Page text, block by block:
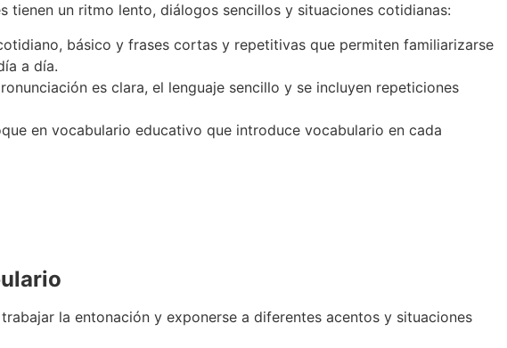
tienen un ritmo lento, diálogos sencillos y situaciones cotidianas:
básico y frases cortas y repetitivas que permiten familiarizarse
a día.
es clara, el lenguaje sencillo y se incluyen repeticiones
en vocabulario educativo que introduce vocabulario en cada
la entonación y exponerse a diferentes acentos y situaciones